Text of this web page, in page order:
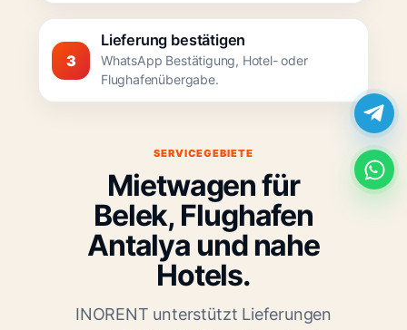
3
Lieferung bestätigen
WhatsApp Bestätigung, Hotel- oder
Flughafenübergabe.
SERVICEGEBIETE
Mietwagen für
Belek, Flughafen
Antalya und nahe
Hotels.
INORENT unterstützt Lieferungen